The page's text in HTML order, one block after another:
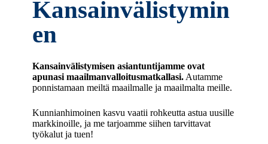
Kansainvälistymin
en
Kansainvälistymisen asiantuntijamme ovat
apunasi maailmanvalloitusmatkallasi. Autamme
ponnistamaan meiltä maailmalle ja maailmalta meille.
Kunnianhimoinen kasvu vaatii rohkeutta astua uusille
markkinoille, ja me tarjoamme siihen tarvittavat
työkalut ja tuen!